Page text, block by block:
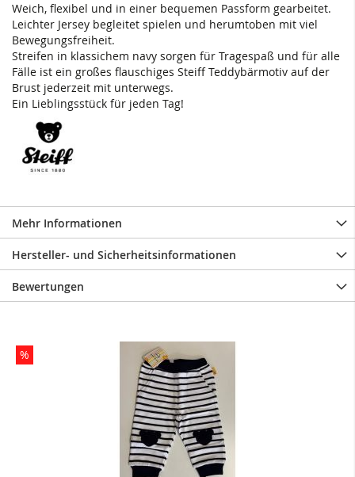
Weich, flexibel und in einer bequemen Passform gearbeitet.
Leichter Jersey begleitet spielen und herumtoben mit viel
Bewegungsfreiheit.
Streifen in klassichem navy sorgen für Tragespaß und für alle
Fälle ist ein großes flauschiges Steiff Teddybärmotiv auf der
Brust jederzeit mit unterwegs.
Ein Lieblingsstück für jeden Tag!
Mehr Informationen
Hersteller- und Sicherheitsinformationen
Bewertungen
%